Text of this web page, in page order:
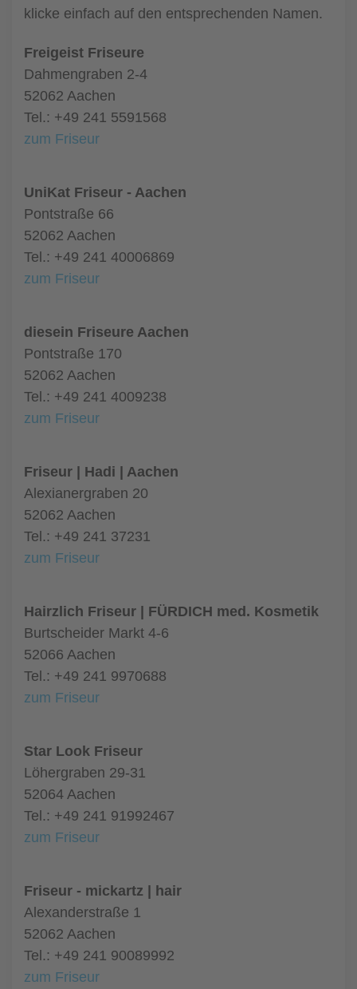
klicke einfach auf den entsprechenden Namen.
Freigeist Friseure
Dahmengraben 2-4
52062 Aachen
Tel.: +49 241 5591568
zum Friseur
UniKat Friseur - Aachen
Pontstraße 66
52062 Aachen
Tel.: +49 241 40006869
zum Friseur
diesein Friseure Aachen
Pontstraße 170
52062 Aachen
Tel.: +49 241 4009238
zum Friseur
Friseur | Hadi | Aachen
Alexianergraben 20
52062 Aachen
Tel.: +49 241 37231
zum Friseur
Hairzlich Friseur | FÜRDICH med. Kosmetik
Burtscheider Markt 4-6
52066 Aachen
Tel.: +49 241 9970688
zum Friseur
Star Look Friseur
Löhergraben 29-31
52064 Aachen
Tel.: +49 241 91992467
zum Friseur
Friseur - mickartz | hair
Alexanderstraße 1
52062 Aachen
Tel.: +49 241 90089992
zum Friseur